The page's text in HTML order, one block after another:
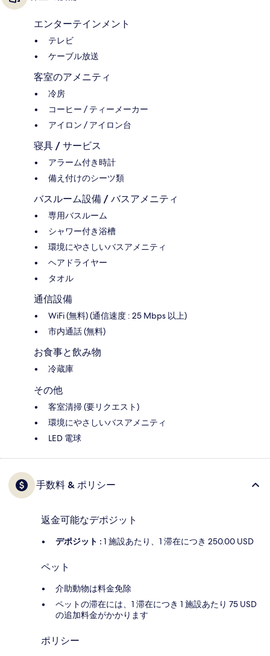
エンターテインメント
テレビ
ケーブル放送
客室のアメニティ
冷房
コーヒー / ティーメーカー
アイロン / アイロン台
寝具 / サービス
アラーム付き時計
備え付けのシーツ類
バスルーム設備 / バスアメニティ
専用バスルーム
シャワー付き浴槽
環境にやさしいバスアメニティ
ヘアドライヤー
タオル
通信設備
WiFi (無料) (通信速度 : 25 Mbps 以上)
市内通話 (無料)
お食事と飲み物
冷蔵庫
その他
客室清掃 (要リクエスト)
環境にやさしいバスアメニティ
LED 電球
手数料 & ポリシー
返金可能なデポジット
デポジット : 1 施設あたり、1 滞在につき 250.00 USD
ペット
介助動物は料金免除
ペットの滞在には、1 滞在につき 1 施設あたり 75 USD
の追加料金がかかります
ポリシー